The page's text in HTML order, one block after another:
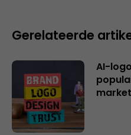
Gerelateerde
AI-